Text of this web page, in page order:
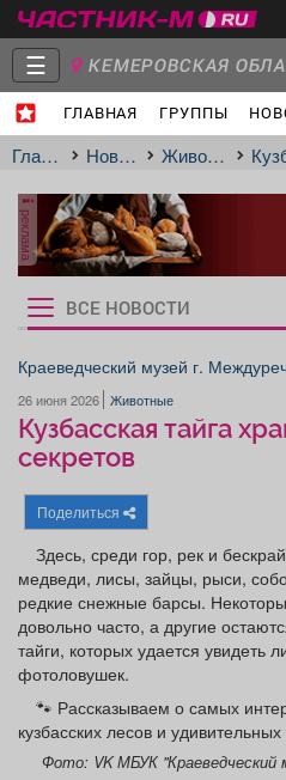
☰ КЕМЕРОВСКАЯ
ГЛАВНАЯ ГРУППЫ
Главная
Группы
Объявления
Работа Транспорт
Афиша Обучение
Товары
Главная Новости Животные
реклама
Рукбрики
новостей
ВСЕ НОВОСТИ
Краеведческий музей г.
26 июня 2026 Животные
Кузбасская тайга
секретов
Поделиться
Здесь, среди гор, рек и
медведи, лисы, зайцы, рыси,
редкие снежные барсы.
довольно часто, а другие
тайги, которых удается увидеть
фотоловушек.
🐾 Рассказываем о самых
кузбасских лесов и
Фото: VK МБУК "Краеведческий